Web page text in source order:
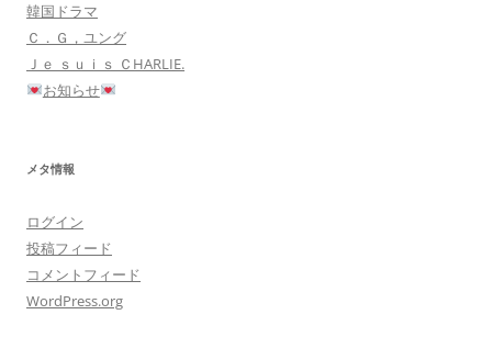
韓国ドラマ
Ｃ．Ｇ，ユング
Ｊｅ ｓｕｉｓ ＣHARLIE.
お知らせ
メタ情報
ログイン
投稿フィード
コメントフィード
WordPress.org